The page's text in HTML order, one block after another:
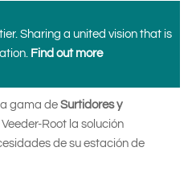
Svenska
India
Sharing a united vision that is
Find out more
gama de Surtidores y
Root la solución
de su estación de